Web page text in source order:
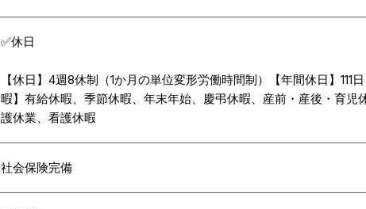
✅休日
【休日】4週8休制（1か月の単位変形労働時間制）【年間休日】111
暇】有給休暇、季節休暇、年末年始、慶弔休暇、産前・産後・育児
護休業、看護休暇
社会保険完備